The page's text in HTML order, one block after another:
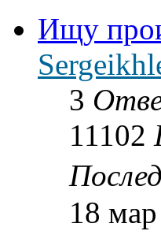
Ищу
3
11102
18